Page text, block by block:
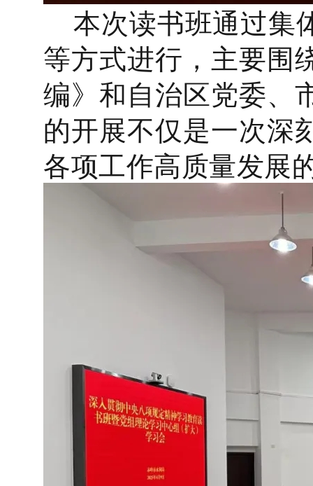
本次读书班通过集
等方式进行，主要围
编》和自治区党委、
的开展不仅是一次深
各项工作高质量发展